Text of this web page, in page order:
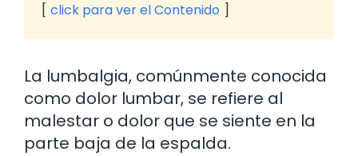
click para ver el Contenido
La lumbalgia, comúnmente conocida
como dolor lumbar, se refiere al
malestar o dolor que se siente en la
parte baja de la espalda.